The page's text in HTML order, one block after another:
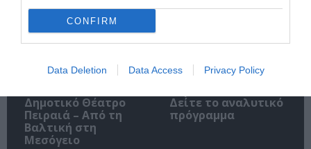
CONFIRM
Data Deletion Data Access Privacy Policy
3o Piraeus Port Film
Δημοτικό Θέατρο
Πειραιά – Από τη
Βαλτική στη
Μεσόγειο
3ο Φεστιβάλ
Δείτε το αναλυτικό
πρόγραμμα